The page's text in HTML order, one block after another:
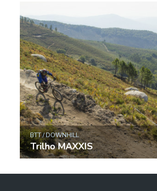
BTT / DOWNHILL
Trilho MAXXIS